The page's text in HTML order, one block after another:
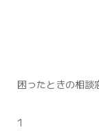
困ったときの相談
1